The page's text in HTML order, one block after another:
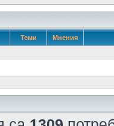
Теми Мнения